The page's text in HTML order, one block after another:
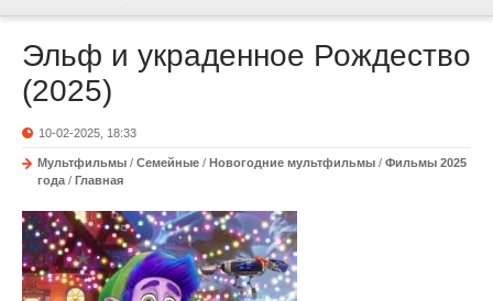
Эльф и украденное Рождество
(2025)
10-02-2025, 18:33
Мультфильмы / Семейные / Новогодние мультфильмы / Фильмы 2025
года / Главная